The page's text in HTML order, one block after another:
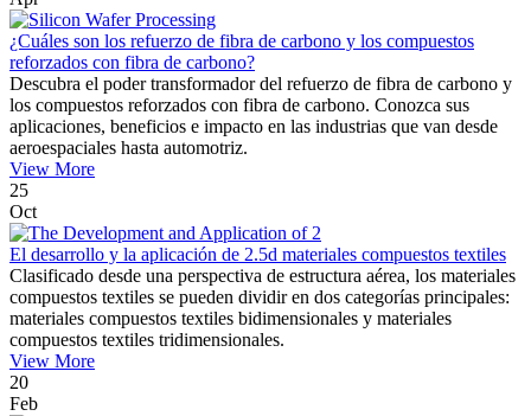
¿Cuáles son los refuerzo de fibra de carbono y los compuestos
reforzados con fibra de carbono?
Descubra el poder transformador del refuerzo de fibra de carbono y
los compuestos reforzados con fibra de carbono. Conozca sus
aplicaciones, beneficios e impacto en las industrias que van desde
aeroespaciales hasta automotriz.
View More
25
Oct
El desarrollo y la aplicación de 2.5d materiales compuestos textiles
Clasificado desde una perspectiva de estructura aérea, los materiales
compuestos textiles se pueden dividir en dos categorías principales:
materiales compuestos textiles bidimensionales y materiales
compuestos textiles tridimensionales.
View More
20
Feb